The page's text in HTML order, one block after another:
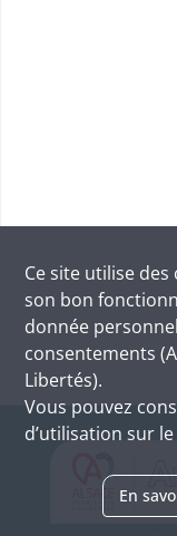
Ce site utilise des
son bon
donnée
consentements
Libertés).
Vous pouvez
d’utilisation sur
En